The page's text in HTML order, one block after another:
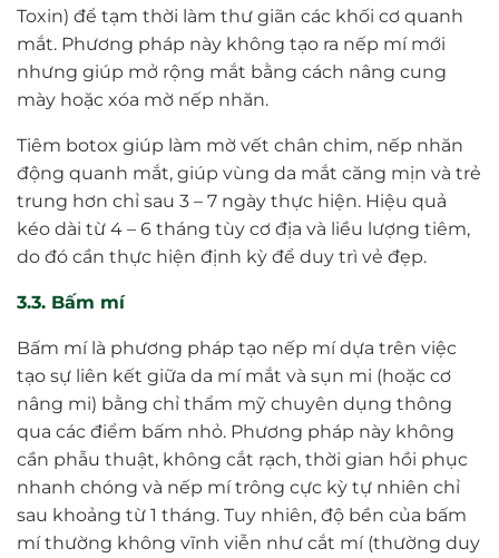
Toxin) để tạm thời làm thư giãn các khối cơ quanh
mắt. Phương pháp này không tạo ra nếp mí mới
nhưng giúp mở rộng mắt bằng cách nâng cung
mày hoặc xóa mờ nếp nhăn.
Tiêm botox giúp làm mờ vết chân chim, nếp nhăn
động quanh mắt, giúp vùng da mắt căng mịn và trẻ
trung hơn chỉ sau 3 – 7 ngày thực hiện. Hiệu quả
kéo dài từ 4 – 6 tháng tùy cơ địa và liều lượng tiêm,
do đó cần thực hiện định kỳ để duy trì vẻ đẹp.
3.3. Bấm mí
Bấm mí là phương pháp tạo nếp mí dựa trên việc
tạo sự liên kết giữa da mí mắt và sụn mi (hoặc cơ
nâng mi) bằng chỉ thẩm mỹ chuyên dụng thông
qua các điểm bấm nhỏ. Phương pháp này không
cần phẫu thuật, không cắt rạch, thời gian hồi phục
nhanh chóng và nếp mí trông cực kỳ tự nhiên chỉ
sau khoảng từ 1 tháng. Tuy nhiên, độ bền của bấm
mí thường không vĩnh viễn như cắt mí (thường duy